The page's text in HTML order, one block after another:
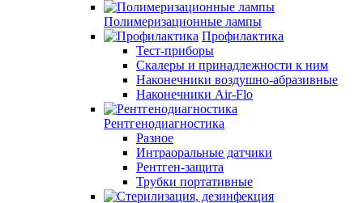
Полимеризационные лампы
Профилактика
Тест-приборы
Скалеры и принадлежности к ним
Наконечники воздушно-абразивные
Наконечники Air-Flo
Рентгенодиагностика
Разное
Интраоральные датчики
Рентген-защита
Трубки портативные